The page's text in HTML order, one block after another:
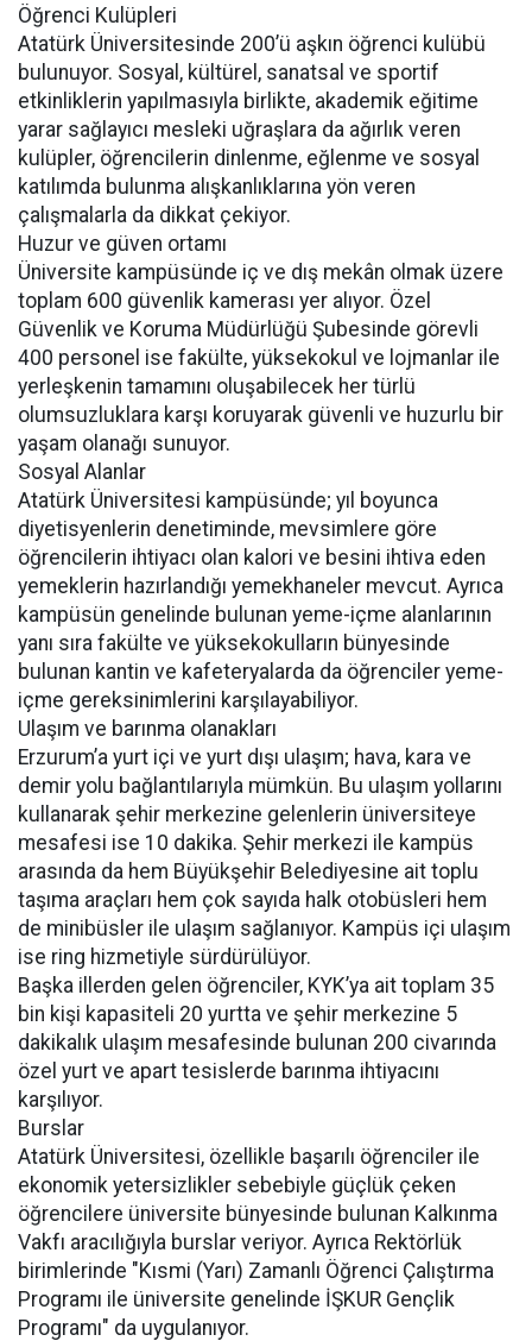
Öğrenci Kulüpleri
Atatürk Üniversitesinde 200’ü aşkın öğrenci kulübü
bulunuyor. Sosyal, kültürel, sanatsal ve sportif
etkinliklerin yapılmasıyla birlikte, akademik eğitime
yarar sağlayıcı mesleki uğraşlara da ağırlık veren
kulüpler, öğrencilerin dinlenme, eğlenme ve sosyal
katılımda bulunma alışkanlıklarına yön veren
çalışmalarla da dikkat çekiyor.
Huzur ve güven ortamı
Üniversite kampüsünde iç ve dış mekân olmak üzere
toplam 600 güvenlik kamerası yer alıyor. Özel
Güvenlik ve Koruma Müdürlüğü Şubesinde görevli
400 personel ise fakülte, yüksekokul ve lojmanlar ile
yerleşkenin tamamını oluşabilecek her türlü
olumsuzluklara karşı koruyarak güvenli ve huzurlu bir
yaşam olanağı sunuyor.
Sosyal Alanlar
Atatürk Üniversitesi kampüsünde; yıl boyunca
diyetisyenlerin denetiminde, mevsimlere göre
öğrencilerin ihtiyacı olan kalori ve besini ihtiva eden
yemeklerin hazırlandığı yemekhaneler mevcut. Ayrıca
kampüsün genelinde bulunan yeme-içme alanlarının
yanı sıra fakülte ve yüksekokulların bünyesinde
bulunan kantin ve kafeteryalarda da öğrenciler yeme-
içme gereksinimlerini karşılayabiliyor.
Ulaşım ve barınma olanakları
Erzurum’a yurt içi ve yurt dışı ulaşım; hava, kara ve
demir yolu bağlantılarıyla mümkün. Bu ulaşım yollarını
kullanarak şehir merkezine gelenlerin üniversiteye
mesafesi ise 10 dakika. Şehir merkezi ile kampüs
arasında da hem Büyükşehir Belediyesine ait toplu
taşıma araçları hem çok sayıda halk otobüsleri hem
de minibüsler ile ulaşım sağlanıyor. Kampüs içi ulaşım
ise ring hizmetiyle sürdürülüyor.
Başka illerden gelen öğrenciler, KYK’ya ait toplam 35
bin kişi kapasiteli 20 yurtta ve şehir merkezine 5
dakikalık ulaşım mesafesinde bulunan 200 civarında
özel yurt ve apart tesislerde barınma ihtiyacını
karşılıyor.
Burslar
Atatürk Üniversitesi, özellikle başarılı öğrenciler ile
ekonomik yetersizlikler sebebiyle güçlük çeken
öğrencilere üniversite bünyesinde bulunan Kalkınma
Vakfı aracılığıyla burslar veriyor. Ayrıca Rektörlük
birimlerinde "Kısmi (Yarı) Zamanlı Öğrenci Çalıştırma
Programı ile üniversite genelinde İŞKUR Gençlik
Programı" da uygulanıyor.